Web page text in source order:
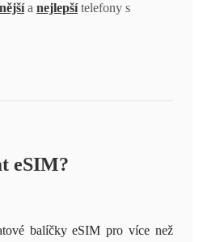
a nejlepšítelefony s
eSIM?
balíčky eSIM pro více než